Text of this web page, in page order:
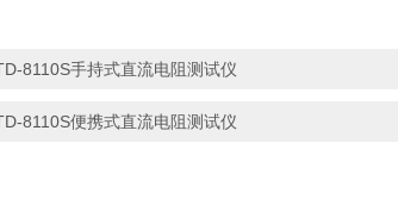
8110S手持式直流电阻测试仪
8110S便携式直流电阻测试仪